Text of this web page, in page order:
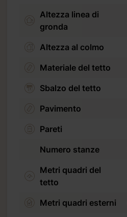
Altezza linea di
gronda
Altezza al colmo
Materiale del tetto
Sbalzo del tetto
Pavimento
Pareti
Numero stanze
Metri quadri del
tetto
Metri quadri esterni